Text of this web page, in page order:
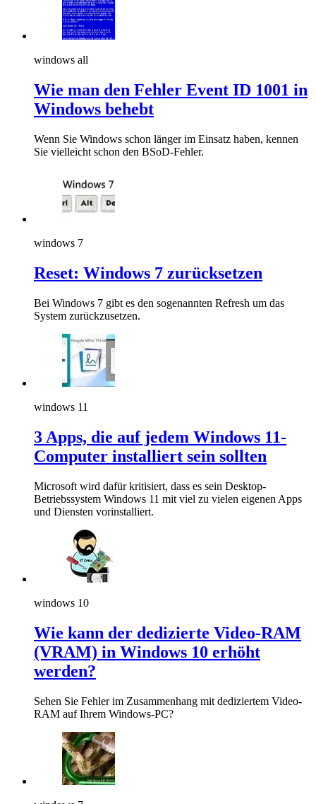
windows all
Wie man den Fehler Event ID 1001 in
Windows behebt
Wenn Sie Windows schon länger im Einsatz haben, kennen
Sie vielleicht schon den BSoD-Fehler.
windows 7
Reset: Windows 7 zurücksetzen
Bei Windows 7 gibt es den sogenannten Refresh um das
System zurückzusetzen.
windows 11
3 Apps, die auf jedem Windows 11-
Computer installiert sein sollten
Microsoft wird dafür kritisiert, dass es sein Desktop-
Betriebssystem Windows 11 mit viel zu vielen eigenen Apps
und Diensten vorinstalliert.
windows 10
Wie kann der dedizierte Video-RAM
(VRAM) in Windows 10 erhöht
werden?
Sehen Sie Fehler im Zusammenhang mit dediziertem Video-
RAM auf Ihrem Windows-PC?